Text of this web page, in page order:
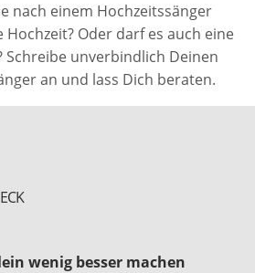
nach einem Hochzeitssänger
Oder darf es auch eine
Schreibe unverbindlich Deinen
an und lass Dich beraten.
wenig besser machen